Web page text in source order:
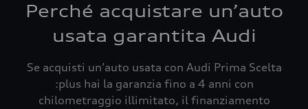
Perché acquistare un’auto
usata garantita Audi
Se acquisti un’auto usata con Audi Prima Scelta
:plus hai la garanzia fino a 4 anni con
chilometraggio illimitato, il finanziamento